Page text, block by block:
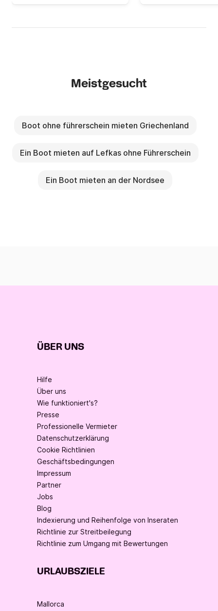
Meistgesucht
Boot ohne führerschein mieten Griechenland
Ein Boot mieten auf Lefkas ohne Führerschein
Ein Boot mieten an der Nordsee
ÜBER UNS
Hilfe
Über uns
Wie funktioniert's?
Presse
Professionelle Vermieter
Datenschutzerklärung
Cookie Richtlinien
Geschäftsbedingungen
Impressum
Partner
Jobs
Blog
Indexierung und Reihenfolge von Inseraten
Richtlinie zur Streitbeilegung
Richtlinie zum Umgang mit Bewertungen
URLAUBSZIELE
Mallorca